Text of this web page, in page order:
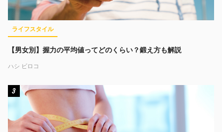
ライフスタイル
【男女別】握力の平均値ってどのくらい？鍛え方も解説
ハシ ビロコ
3